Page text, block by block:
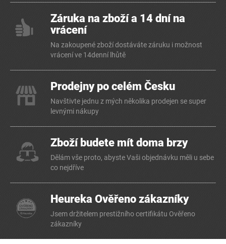
Záruka na zboží a 14 dní na
vrácení
Na zakoupené zboží dostáváte záruku i možnost
vrácení ve 14denní lhůtě
Prodejny po celém Česku
Navštivte jednu z mých několika prodejen se super
levnými nákupy
Zboží budete mít doma brzy
Dělám vše proto, abyste Vaši objednávku měli u sebe
co nejdříve
Heureka Ověřeno zákazníky
Jsem držitelem prestižního certifikátu Ověřeno
zákazníky